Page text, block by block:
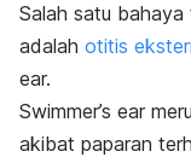
Salah satu
adalah otitis
ear.
Swimmer’s ear
akibat paparan